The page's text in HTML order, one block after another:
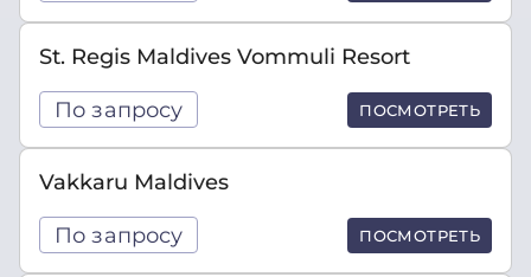
St. Regis Maldives Vommuli Resort
По запросу ПОСМОТРЕТЬ
Vakkaru Maldives
По запросу ПОСМОТРЕТЬ